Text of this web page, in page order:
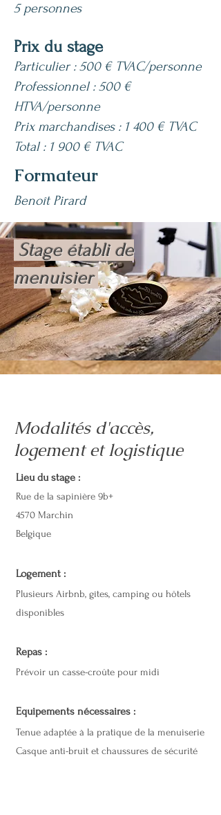
5 personnes
Prix du stage
Particulier : 500 € TVAC/personne
Professionnel : 500 €
HTVA/personne
Prix marchandises : 1 400 € TVAC
Total : 1 900 € TVAC
Formateur
Benoît Pirard
Stage établi de
menuisier
Modalités d'accès,
logement et logistique
Lieu du stage :
Rue de la sapinière 9b+
4570 Marchin
Belgique
Logement :
Plusieurs Airbnb, gîtes, camping ou hôtels
disponibles
Repas :
Prévoir un casse-croûte pour midi​
Equipements nécessaires :
Tenue adaptée à la pratique de la menuiserie
Casque anti-bruit et chaussures de sécurité